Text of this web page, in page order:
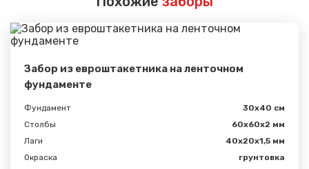
Забор из евроштакетника на ленточном
фундаменте
Фундамент
30x40 см
Столбы
60х60х2 мм
Лаги
40х20х1,5 мм
Окраска
грунтовка